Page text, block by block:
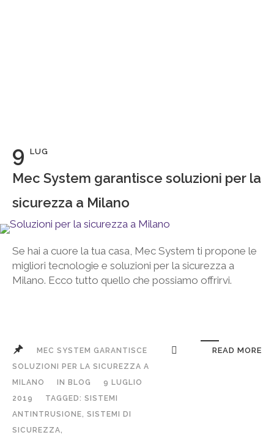
9 LUG
Mec System garantisce soluzioni per la
sicurezza a Milano
Se hai a cuore la tua casa, Mec System ti propone le
migliori tecnologie e soluzioni per la sicurezza a
Milano. Ecco tutto quello che possiamo offrirvi.
MEC SYSTEM GARANTISCE
SOLUZIONI PER LA SICUREZZA A
MILANO
IN BLOG
9 LUGLIO
2019
TAGGED: SISTEMI
ANTINTRUSIONE, SISTEMI DI
SICUREZZA,
READ MORE